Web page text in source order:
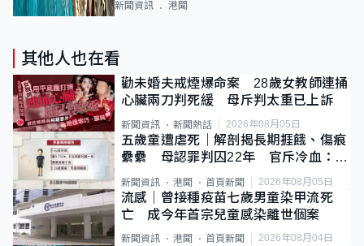
新聞資訊 港聞
其他人也在看
勸未婚夫戒煙爆命案 28歲女教師連捅
心臟兩刀判死緩 母斥判太重已上訴
新聞資訊 新聞熱話 2026年08月05日
五歲童遭虐死｜解剖揭長期捱餓、傷痕
纍纍 母認罪判囚22年 官斥冷血：同
類案最惡劣
新聞資訊 港聞 首頁新聞 2026年08月05日
流感｜曾接種疫苗七歲男童染甲流死
亡 成今年首宗兒童感染離世個案
新聞資訊 港聞 首頁新聞 2026年08月04日